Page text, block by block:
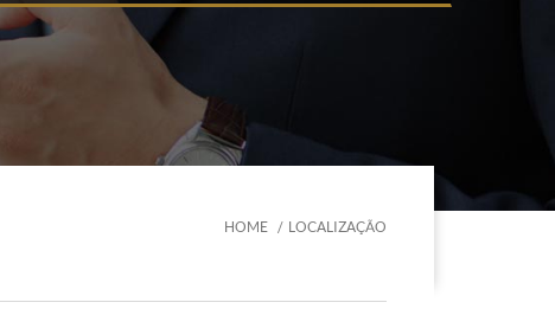
HOME LOCALIZAÇÃO